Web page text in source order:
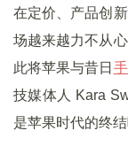
在定价、产品创
场越来越力不从
此将苹果与昔日
技媒体人 Kara
是苹果时代的终结